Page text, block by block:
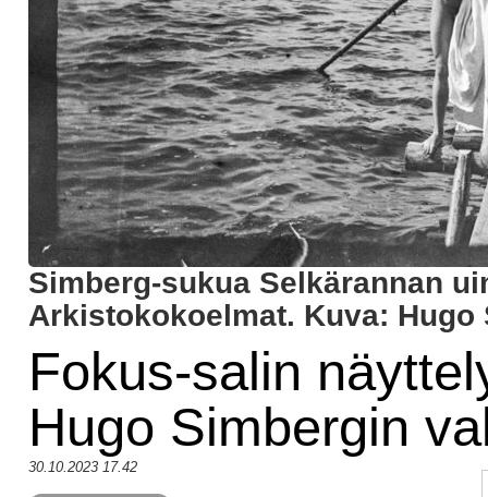
Simberg-sukua Selkärannan
Arkistokokoelmat. Kuva: Hugo
Fokus-salin
Hugo Simbergin
30.10.2023 17.42